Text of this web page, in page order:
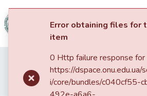
Communities
Collections
Наукові видання ОНУ імені І. І. Мечникова
Вісник Одеського національного університету. Філологія
ПРОБЛЕМА ПАМЯТИ В КОНТЕКСТЕ НЕЛИНЕЙНОГО МЫШЛЕНИЯ: ЦВЕТ И ЗВУК В РАССКАЗЕ ЧЕХОВА “У ЗНАКОМЫХ”
Error obtaining files for
item
0 Http failure response for
https://dspace.onu.edu.ua/
i/core/bundles/c040cf55-